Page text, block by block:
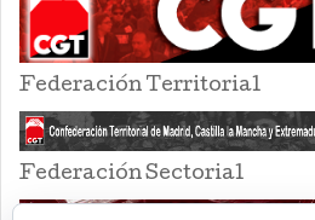
Federación Territorial
Federación Sectorial